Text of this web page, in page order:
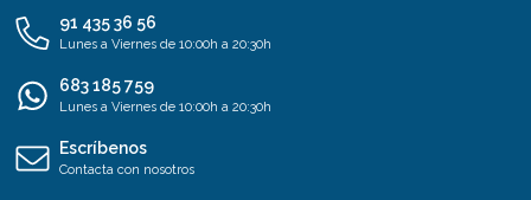
91 435 36 56
Lunes a Viernes de 10:00h a 20:30h
683 185 759
Lunes a Viernes de 10:00h a 20:30h
Escríbenos
Contacta con nosotros